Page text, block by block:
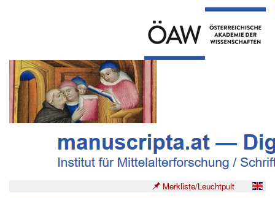
Merkliste/Leuchtpult